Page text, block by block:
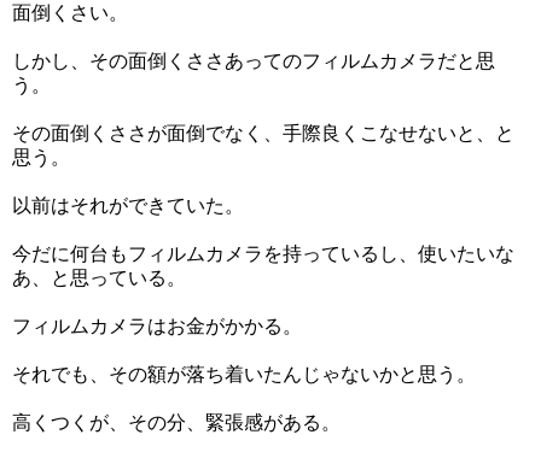
面倒くさい。
しかし、その面倒くささあってのフィルムカメラだと思
う。
その面倒くささが面倒でなく、手際良くこなせないと、と
思う。
以前はそれができていた。
今だに何台もフィルムカメラを持っているし、使いたいな
あ、と思っている。
フィルムカメラはお金がかかる。
それでも、その額が落ち着いたんじゃないかと思う。
高くつくが、その分、緊張感がある。